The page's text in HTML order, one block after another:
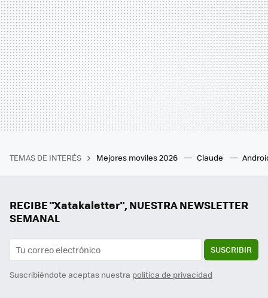
TEMAS DE INTERÉS Mejores moviles 2026 Claude
RECIBE "Xatakaletter", NUESTRA NEWSLETTER
SEMANAL
SUSCRIBIR
Suscribiéndote aceptas nuestra política de privacidad